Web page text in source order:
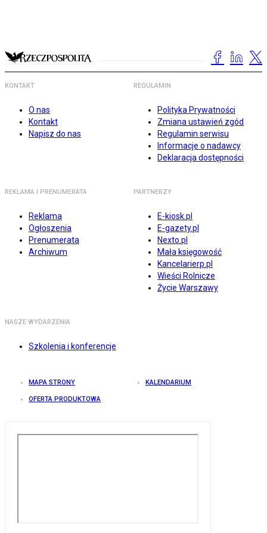
KONTAKT
O nas
Kontakt
Napisz do nas
REGULAMIN
Polityka Prywatności
Zmiana ustawień zgód
Regulamin serwisu
Informacje o nadawcy
Deklaracja dostępności
REKLAMA I PRENUMERATA
Reklama
Ogłoszenia
Prenumerata
Archiwum
PARTNERZY
E-kiosk.pl
E-gazety.pl
Nexto.pl
Mała księgowość
Kancelarierp.pl
Wieści Rolnicze
Życie Warszawy
NASZE WYDARZENIA
Szkolenia i konferencje
MAPA STRONY KALENDARIUM
OFERTA PRODUKTOWA